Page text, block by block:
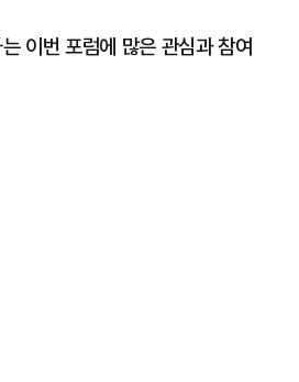
이번 포럼에 많은 관심과 참여